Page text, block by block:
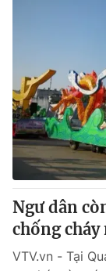
Ngư dân
chống cháy
VTV.vn - Tại